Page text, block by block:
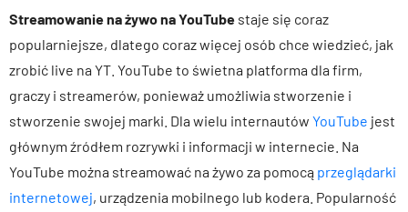
Streamowanie na żywo na YouTube staje się coraz
popularniejsze, dlatego coraz więcej osób chce wiedzieć, jak
zrobić live na YT. YouTube to świetna platforma dla firm,
graczy i streamerów, ponieważ umożliwia stworzenie i
stworzenie swojej marki. Dla wielu internautów YouTube jest
głównym źródłem rozrywki i informacji w internecie. Na
YouTube można streamować na żywo za pomocą przeglądarki
internetowej, urządzenia mobilnego lub kodera. Popularność